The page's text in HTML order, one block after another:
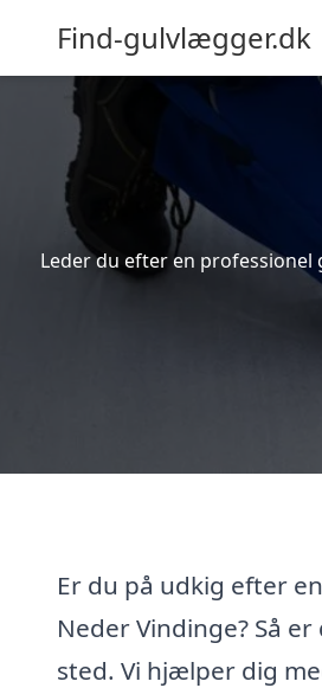
Find-gulvlægger.dk
Leder du efter en
Er du på udkig efter
Neder Vindinge? Så
sted. Vi hjælper dig